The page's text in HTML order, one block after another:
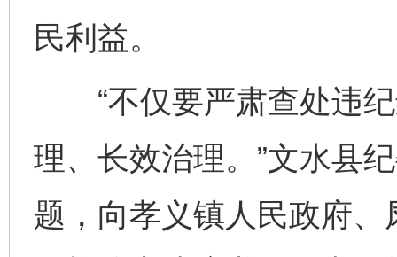
民利益。
“不仅要严肃查处违纪
理、长效治理。”文水县
题，向孝义镇人民政府